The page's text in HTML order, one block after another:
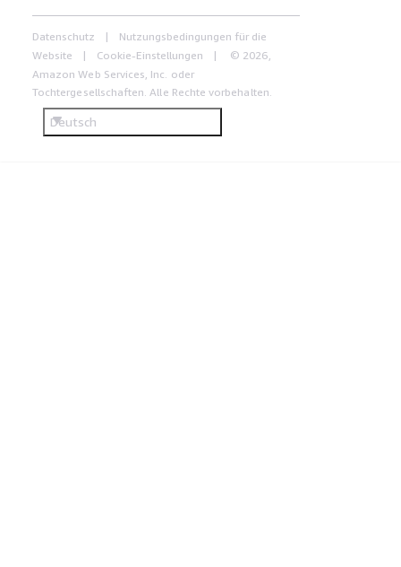
Datenschutz
Nutzungsbedingungen für die
Website
Cookie-Einstellungen
© 2026,
Amazon Web Services, Inc. oder
Tochtergesellschaften. Alle Rechte vorbehalten.
Deutsch